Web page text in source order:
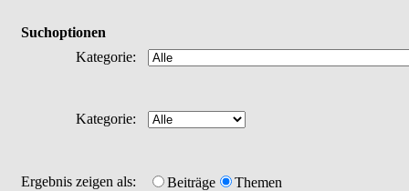
Suchoptionen
Kategorie:
Kategorie:
Ergebnis zeigen als: Beiträge Themen